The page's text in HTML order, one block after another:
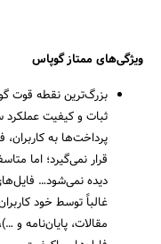
ویژگی‌های ممتاز گوپاس
بزرگ‌ترین نقطه قوت
ثبات و کیفیت
پرداخت‌ها به کاربران،
قرار نمی‌گیرد؛ اما
دیده نمی‌شود…
غالباً توسط خود
مقالات، پایان‌نامه و